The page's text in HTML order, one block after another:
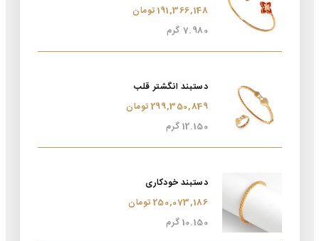
191,366,148 تومان
7.980 گرم
دستبند انگشتر قلب
299,350,849 تومان
12.150 گرم
دستبند خودکاری
250,073,186 تومان
10.150 گرم